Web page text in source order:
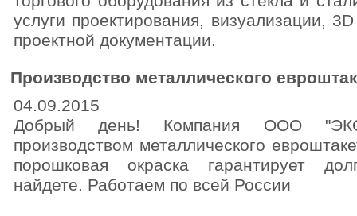
услуги проектирования, визуализации,
проектной документации.
Производство металлического
04.09.2015
Добрый день! Компания ООО
производством металлического
порошковая окраска гарантирует
найдете. Работаем по всей России